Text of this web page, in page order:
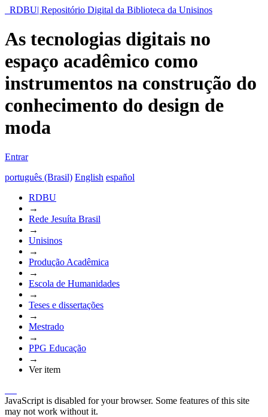
RDBU| Repositório Digital da Biblioteca da Unisinos
As tecnologias digitais no
espaço acadêmico como
instrumentos na construção do
conhecimento do design de
moda
Entrar
português (Brasil) English español
RDBU
→
Rede Jesuíta Brasil
→
Unisinos
→
Produção Acadêmica
→
Escola de Humanidades
→
Teses e dissertações
→
Mestrado
→
PPG Educação
→
Ver item
JavaScript is disabled for your browser. Some features of this site
may not work without it.